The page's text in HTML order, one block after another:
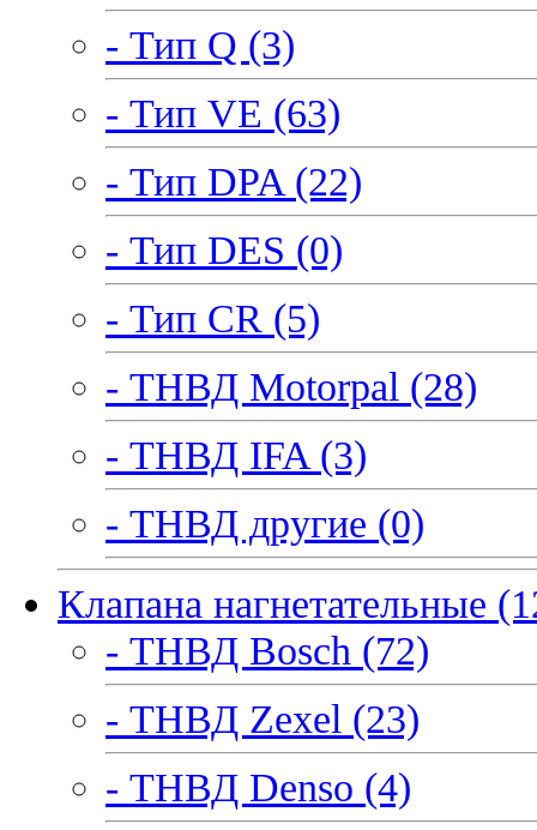
- Тип Q (3)
- Тип VE (63)
- Тип DPA (22)
- Тип DES (0)
- Тип CR (5)
- ТНВД Motorpal (28)
- ТНВД IFA (3)
- ТНВД другие (0)
Клапана нагнетательные
- ТНВД Bosch (72)
- ТНВД Zexel (23)
- ТНВД Denso (4)